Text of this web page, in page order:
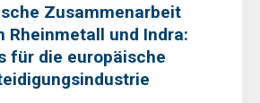
Zusammenarbeit
Rheinmetall und Indra:
für die europäische